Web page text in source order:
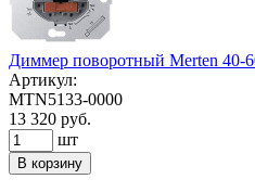
Диммер поворотный Merten 40-
Артикул:
MTN5133-0000
13 320 руб.
шт
В корзину